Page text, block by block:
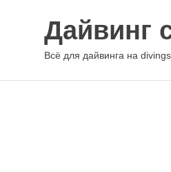
содержимомуДайвинг
Всё для дайвинга на